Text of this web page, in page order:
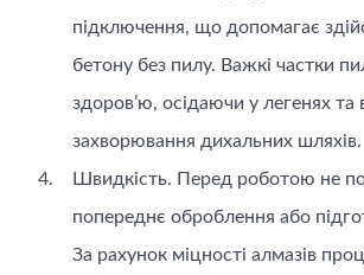
підключення, що допомагає
бетону без пилу. Важкі частки
здоров’ю, осідаючи у легенях та
захворювання дихальних шляхів.
Швидкість. Перед роботою не
попереднє оброблення або
За рахунок міцності алмазів